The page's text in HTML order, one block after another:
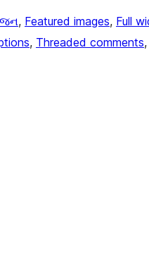
, Featured images, Full
, Threaded comments,